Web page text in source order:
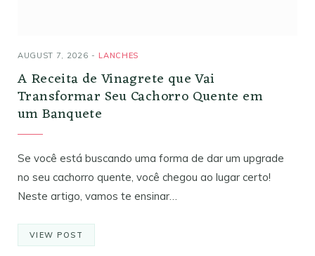
AUGUST 7, 2026 LANCHES
A Receita de Vinagrete que Vai
Transformar Seu Cachorro Quente em
um Banquete
Se você está buscando uma forma de dar um upgrade
no seu cachorro quente, você chegou ao lugar certo!
Neste artigo, vamos te ensinar…
VIEW POST